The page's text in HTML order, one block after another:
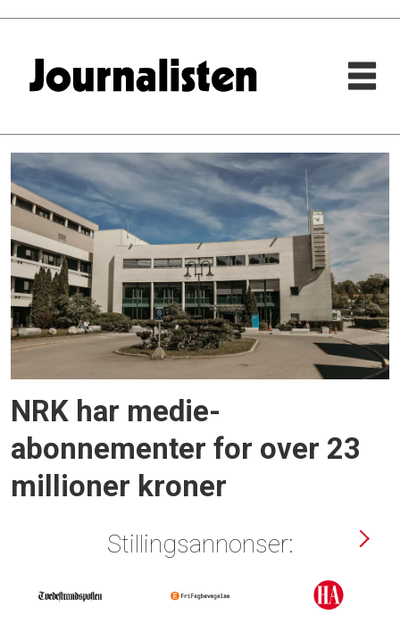
Tag:
medieabonnementer
NRK har medie­
abonnementer for over 23
millioner kroner
Stillingsannonser: